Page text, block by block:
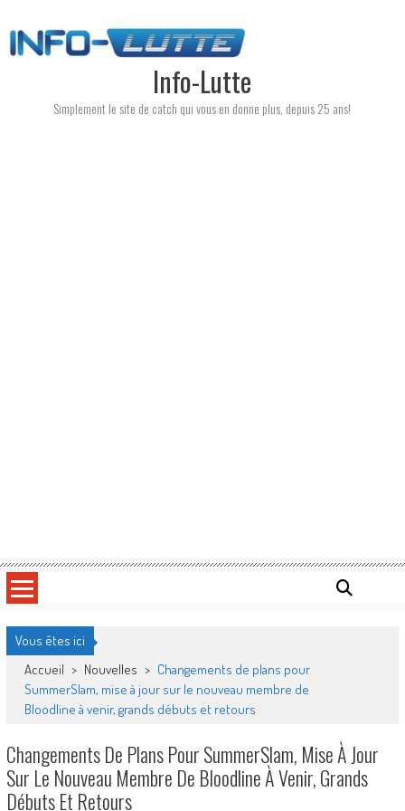
to
content
Info-Lutte
Simplement le site de catch qui vous en donne plus, depuis 25 ans!
Vous êtes ici
Accueil > Nouvelles > Changements de plans pour
SummerSlam, mise à jour sur le nouveau membre de
Bloodline à venir, grands débuts et retours
Changements De Plans Pour SummerSlam, Mise À Jour
Sur Le Nouveau Membre De Bloodline À Venir, Grands
Débuts Et Retours